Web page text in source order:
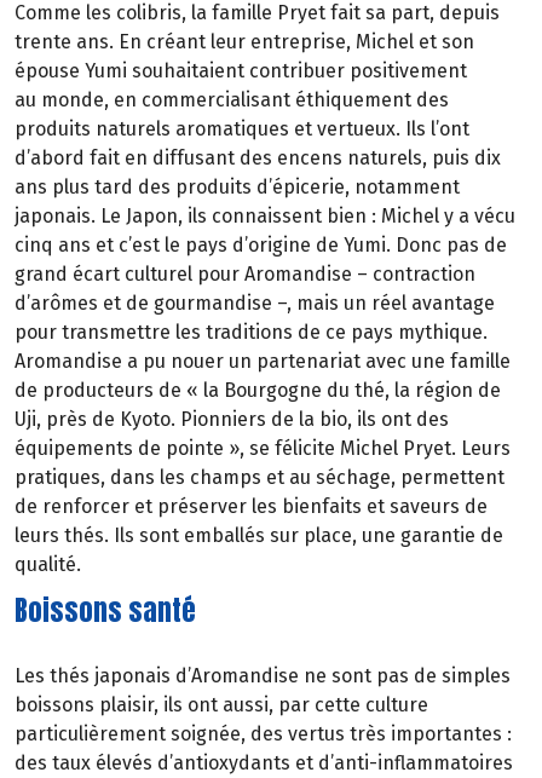
Comme les colibris, la famille Pryet fait sa part, depuis
trente ans. En créant leur entreprise, Michel et son
épouse Yumi souhaitaient contribuer positivement
au monde, en commercialisant éthiquement des
produits naturels aromatiques et vertueux. Ils l’ont
d’abord fait en diffusant des encens naturels, puis dix
ans plus tard des produits d’épicerie, notamment
japonais. Le Japon, ils connaissent bien : Michel y a vécu
cinq ans et c’est le pays d’origine de Yumi. Donc pas de
grand écart culturel pour Aromandise – contraction
d’arômes et de gourmandise –, mais un réel avantage
pour transmettre les traditions de ce pays mythique.
Aromandise a pu nouer un partenariat avec une famille
de producteurs de « la Bourgogne du thé, la région de
Uji, près de Kyoto. Pionniers de la bio, ils ont des
équipements de pointe », se félicite Michel Pryet. Leurs
pratiques, dans les champs et au séchage, permettent
de renforcer et préserver les bienfaits et saveurs de
leurs thés. Ils sont emballés sur place, une garantie de
qualité.
Boissons santé
Les thés japonais d’Aromandise ne sont pas de simples
boissons plaisir, ils ont aussi, par cette culture
particulièrement soignée, des vertus très importantes :
des taux élevés d’antioxydants et d’anti-inflammatoires